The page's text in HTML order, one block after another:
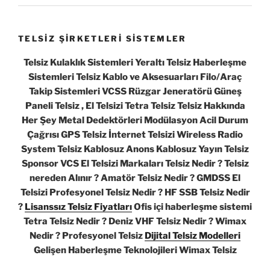
TELSİZ ŞİRKETLERİ SİSTEMLER
Telsiz Kulaklık Sistemleri Yeraltı Telsiz Haberleşme
Sistemleri Telsiz Kablo ve Aksesuarları Filo/Araç
Takip Sistemleri VCSS Rüzgar Jeneratörü Güneş
Paneli Telsiz , El Telsizi Tetra Telsiz Telsiz Hakkında
Her Şey Metal Dedektörleri Modülasyon Acil Durum
Çağrısı GPS Telsiz İnternet Telsizi Wireless Radio
System Telsiz Kablosuz Anons Kablosuz Yayın Telsiz
Sponsor VCS El Telsizi Markaları Telsiz Nedir ? Telsiz
nereden Alınır ? Amatör Telsiz Nedir ? GMDSS El
Telsizi Profesyonel Telsiz Nedir ? HF SSB Telsiz Nedir
? Lisanssız Telsiz FiyatlarıOfis içi haberleşme sistemi
Tetra Telsiz Nedir ? Deniz VHF Telsiz Nedir ? Wimax
Nedir ? Profesyonel Telsiz Dijital Telsiz Modelleri
Gelişen Haberleşme Teknolojileri Wimax Telsiz